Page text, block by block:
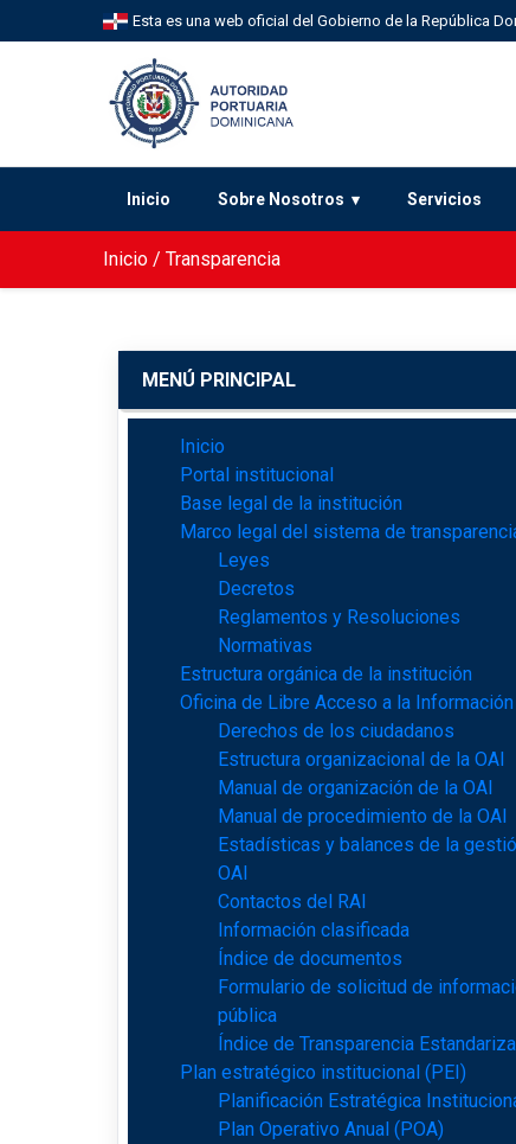
Esta es una web oficial del Gobierno de la República
Inicio Sobre Nosotros Servicios
Inicio / Transparencia
MENÚ PRINCIPAL
Inicio
Portal institucional
Base legal de la institución
Marco legal del sistema de
Leyes
Decretos
Reglamentos y Resoluciones
Normativas
Estructura orgánica de la institución
Oficina de Libre Acceso a la Información
Derechos de los ciudadanos
Estructura organizacional de la OAI
Manual de organización de la OAI
Manual de procedimiento de la OAI
Estadísticas y balances de la
OAI
Contactos del RAI
Información clasificada
Índice de documentos
Formulario de solicitud de
pública
Índice de Transparencia
Plan estratégico institucional (PEI)
Planificación Estratégica
Plan Operativo Anual (POA)